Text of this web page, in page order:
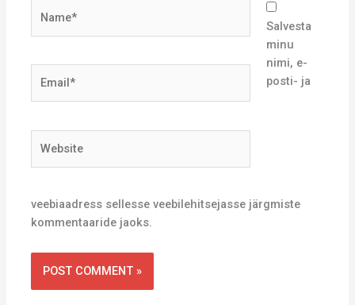
Salvesta
minu
nimi, e-
posti- ja
veebiaadress sellesse veebilehitsejasse järgmiste
kommentaaride jaoks.